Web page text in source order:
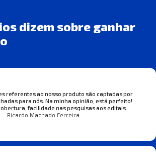
dizem sobre ganhar
referentes ao nosso produto são captadas por
para nós. Na minha opinião, está perfeito!
facilidade nas pesquisas aos editais.
Ricardo Machado Ferreira